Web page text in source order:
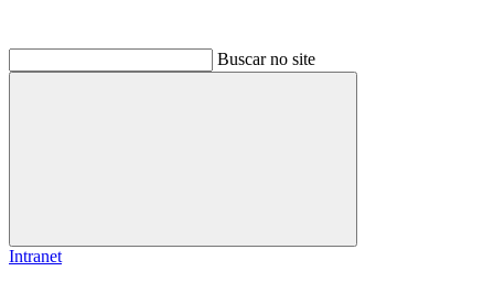
Buscar no site
Buscar
Intranet